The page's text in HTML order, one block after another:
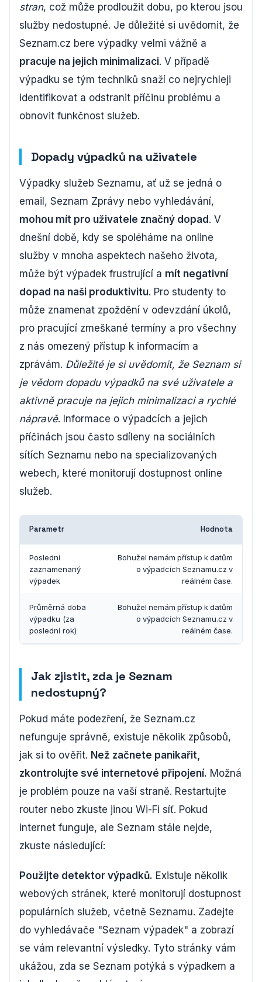
stran, což může prodloužit dobu, po kterou jsou
služby nedostupné. Je důležité si uvědomit, že
Seznam.cz bere výpadky velmi vážně a
pracuje na jejich minimalizaci. V případě
výpadku se tým techniků snaží co nejrychleji
identifikovat a odstranit příčinu problému a
obnovit funkčnost služeb.
Dopady výpadků na uživatele
Výpadky služeb Seznamu, ať už se jedná o
email, Seznam Zprávy nebo vyhledávání,
mohou mít pro uživatele značný dopad. V
dnešní době, kdy se spoléháme na online
služby v mnoha aspektech našeho života,
může být výpadek frustrující a mít negativní
dopad na naši produktivitu. Pro studenty to
může znamenat zpoždění v odevzdání úkolů,
pro pracující zmeškané termíny a pro všechny
z nás omezený přístup k informacím a
zprávám. Důležité je si uvědomit, že Seznam si
je vědom dopadu výpadků na své uživatele a
aktivně pracuje na jejich minimalizaci a rychlé
nápravě. Informace o výpadcích a jejich
příčinách jsou často sdíleny na sociálních
sítích Seznamu nebo na specializovaných
webech, které monitorují dostupnost online
služeb.
Parametr Hodnota
Poslední
zaznamenaný
výpadek
Bohužel nemám přístup k datům
o výpadcích Seznamu.cz v
reálném čase.
Průměrná doba
výpadku (za
poslední rok)
Bohužel nemám přístup k datům
o výpadcích Seznamu.cz v
reálném čase.
Jak zjistit, zda je Seznam
nedostupný?
Pokud máte podezření, že Seznam.cz
nefunguje správně, existuje několik způsobů,
jak si to ověřit. Než začnete panikařit,
zkontrolujte své internetové připojení. Možná
je problém pouze na vaší straně. Restartujte
router nebo zkuste jinou Wi-Fi síť. Pokud
internet funguje, ale Seznam stále nejde,
zkuste následující:
Použijte detektor výpadků. Existuje několik
webových stránek, které monitorují dostupnost
populárních služeb, včetně Seznamu. Zadejte
do vyhledávače "Seznam výpadek" a zobrazí
se vám relevantní výsledky. Tyto stránky vám
ukážou, zda se Seznam potýká s výpadkem a